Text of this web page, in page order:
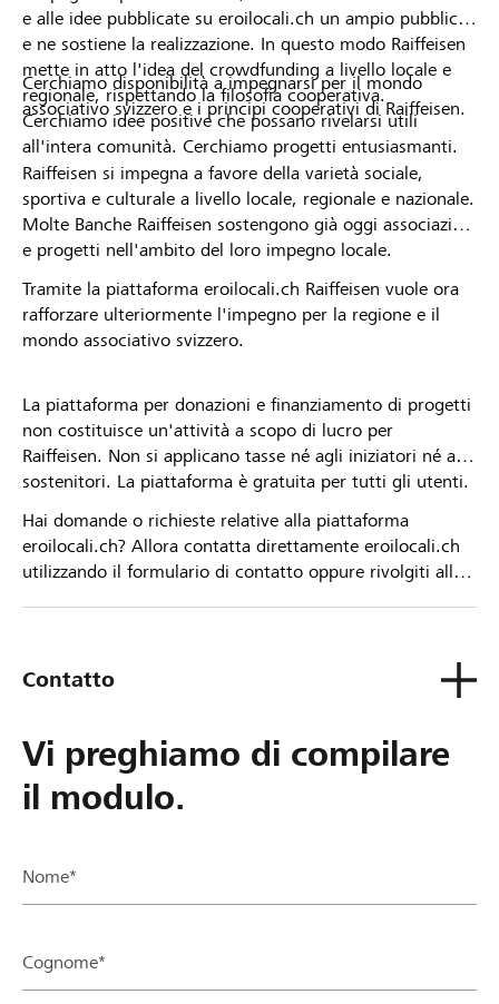
e alle idee pubblicate su eroilocali.ch un ampio pubblico
e ne sostiene la realizzazione. In questo modo Raiffeisen
mette in atto l'idea del crowdfunding a livello locale e
regionale, rispettando la filosofia cooperativa.
Cerchiamo idee positive che possano rivelarsi utili
all'intera comunità. Cerchiamo progetti entusiasmanti.
Cerchiamo disponibilità a impegnarsi per il mondo
associativo svizzero e i principi cooperativi di Raiffeisen.
Raiffeisen si impegna a favore della varietà sociale,
sportiva e culturale a livello locale, regionale e nazionale.
Molte Banche Raiffeisen sostengono già oggi associazioni
e progetti nell'ambito del loro impegno locale.
Tramite la piattaforma eroilocali.ch Raiffeisen vuole ora
rafforzare ulteriormente l'impegno per la regione e il
mondo associativo svizzero.
La piattaforma per donazioni e finanziamento di progetti
non costituisce un'attività a scopo di lucro per
Raiffeisen. Non si applicano tasse né agli iniziatori né ai
sostenitori. La piattaforma è gratuita per tutti gli utenti.
Hai domande o richieste relative alla piattaforma
eroilocali.ch? Allora contatta direttamente eroilocali.ch
utilizzando il formulario di contatto oppure rivolgiti alla
Contatto
Vi preghiamo di compilare
il modulo.
Nome*
Cognome*